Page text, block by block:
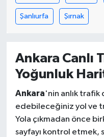
Şanlıurfa Şırnak
Ankara Canlı
Yoğunluk
Ankara'nin anlık trafik
edebileceğiniz yol ve
Yola çıkmadan önce
sayfayı kontrol